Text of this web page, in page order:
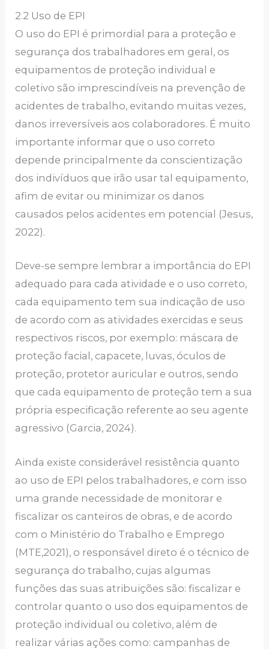
2.2 Uso de EPI
O uso do EPI é primordial para a proteção e
segurança dos trabalhadores em geral, os
equipamentos de proteção individual e
coletivo são imprescindíveis na prevenção de
acidentes de trabalho, evitando muitas vezes,
danos irreversíveis aos colaboradores. É muito
importante informar que o uso correto
depende principalmente da conscientização
dos indivíduos que irão usar tal equipamento,
afim de evitar ou minimizar os danos
causados pelos acidentes em potencial (Jesus,
2022).
Deve-se sempre lembrar a importância do EPI
adequado para cada atividade e o uso correto,
cada equipamento tem sua indicação de uso
de acordo com as atividades exercidas e seus
respectivos riscos, por exemplo: máscara de
proteção facial, capacete, luvas, óculos de
proteção, protetor auricular e outros, sendo
que cada equipamento de proteção tem a sua
própria especificação referente ao seu agente
agressivo (Garcia, 2024).
Ainda existe considerável resistência quanto
ao uso de EPI pelos trabalhadores, e com isso
uma grande necessidade de monitorar e
fiscalizar os canteiros de obras, e de acordo
com o Ministério do Trabalho e Emprego
(MTE,2021), o responsável direto é o técnico de
segurança do trabalho, cujas algumas
funções das suas atribuições são: fiscalizar e
controlar quanto o uso dos equipamentos de
proteção individual ou coletivo, além de
realizar várias ações como: campanhas de